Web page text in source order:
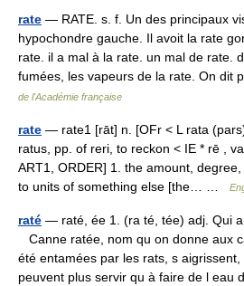
rate — RATE. s. f. Un des principaux
hypochondre gauche. Il avoit la rate
rate. il a mal à la rate. un mal de rate.
fumées, les vapeurs de la rate. On
de l'Académie française
rate — rate1 [rāt] n. [OFr < L rata
ratus, pp. of reri, to reckon < IE * rē ,
ART1, ORDER] 1. the amount,
to units of something else [the… …
raté — raté, ée 1. (ra té, tée) adj. Qui
Canne ratée, nom qu on donne aux
été entamées par les rats, s
peuvent plus servir qu à faire de l